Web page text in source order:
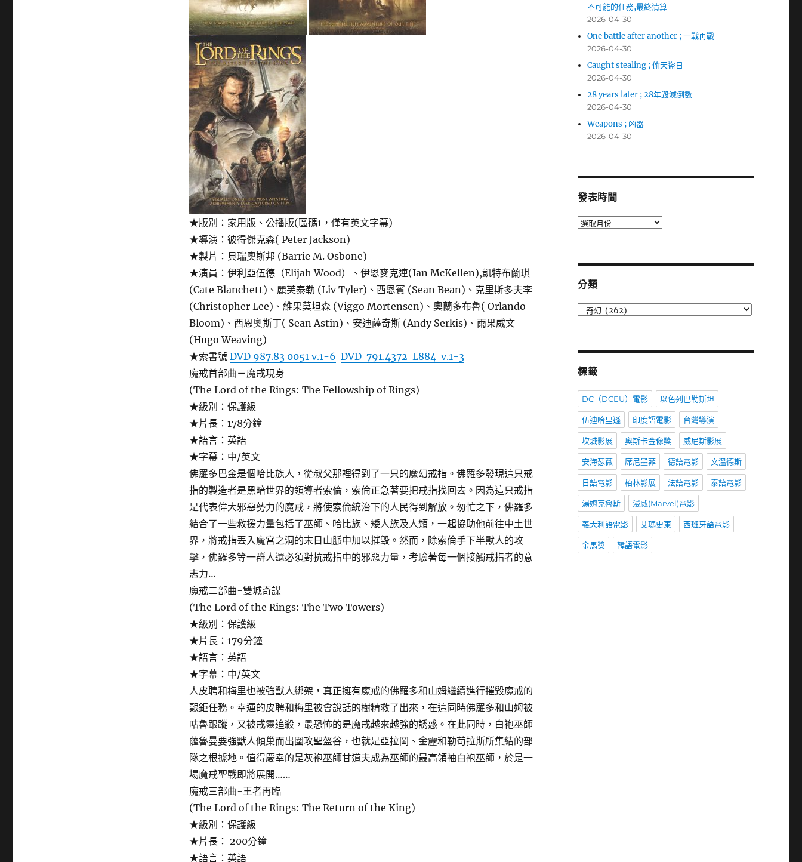
★版別：家用版、公播版(區碼1，僅有英文字幕)
★導演：彼得傑克森( Peter Jackson)
★製片：貝瑞奧斯邦 (Barrie M. Osbone)
★演員：伊利亞伍德（Elijah Wood）、伊恩麥克連(Ian McKellen),凱特布蘭琪
(Cate Blanchett)、麗芙泰勒 (Liv Tyler)、西恩賓 (Sean Bean)、克里斯多夫李
(Christopher Lee)、維果莫坦森 (Viggo Mortensen)、奧蘭多布魯( Orlando
Bloom)、西恩奧斯丁( Sean Astin)、安迪薩奇斯 (Andy Serkis)、雨果威文
(Hugo Weaving)
★索書號 DVD 987.83 0051 v.1-6 DVD 791.4372 L884 v.1-3
魔戒首部曲－魔戒現身
(The Lord of the Rings: The Fellowship of Rings)
★級別：保護級
★片長：178分鐘
★語言：英語
★字幕：中/英文
佛羅多巴金是個哈比族人，從叔父那裡得到了一只的魔幻戒指。佛羅多發現這只戒
指的製造者是黑暗世界的領導者索倫，索倫正急著要把戒指找回去。因為這只戒指
是代表偉大邪惡勢力的魔戒，將使索倫統治下的人民得到解放。匆忙之下，佛羅多
結合了一些救援力量包括了巫師、哈比族、矮人族及人類，一起協助他前往中土世
界，將戒指丟入魔宮之洞的末日山脈中加以摧毀。然而，除索倫手下半獸人的攻
擊，佛羅多等一群人還必須對抗戒指中的邪惡力量，考驗著每一個接觸戒指者的意
志力…
魔戒二部曲-雙城奇謀
(The Lord of the Rings: The Two Towers)
★級別：保護級
★片長：179分鐘
★語言：英語
★字幕：中/英文
人皮聘和梅里也被強獸人綁架，真正擁有魔戒的佛羅多和山姆繼續進行摧毀魔戒的
艱鉅任務。幸運的皮聘和梅里被會說話的樹精救了出來，在這同時佛羅多和山姆被
咕魯跟蹤，又被戒靈追殺，最恐怖的是魔戒越來越強的誘惑。在此同時，白袍巫師
薩魯曼要強獸人傾巢而出圍攻聖盔谷，也就是亞拉岡、金靂和勒苟拉斯所集結的部
隊之根據地。值得慶幸的是灰袍巫師甘道夫成為巫師的最高領袖白袍巫師，於是一
場魔戒聖戰即將展開……
魔戒三部曲-王者再臨
(The Lord of the Rings: The Return of the King)
★級別：保護級
★片長： 200分鐘
★語言：英語
不可能的任務,最終清算
2026-04-30
One battle after another ; 一戰再戰
2026-04-30
Caught stealing ; 偷天盜日
2026-04-30
28 years later ; 28年毀滅倒數
2026-04-30
Weapons ; 凶器
2026-04-30
發表時間
發
分類
標籤
DC（DCEU）電影 以色列巴勒斯坦
伍迪哈里遜 印度語電影 台灣導演
坎城影展 奧斯卡金像獎 威尼斯影展
安海瑟薇 席尼墨菲 德語電影 文溫德斯
日語電影 柏林影展 法語電影 泰語電影
湯姆克魯斯 漫威(Marvel)電影
義大利語電影 艾瑪史東 西班牙語電影
金馬獎 韓語電影